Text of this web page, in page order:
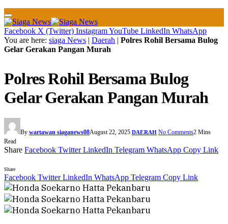
Facebook X (Twitter) InstagramYouTube LinkedIn WhatsApp
You are here: siaga News | Daerah | Polres Rohil Bersama Bulog
Gelar Gerakan Pangan Murah
Polres Rohil Bersama Bulog
Gelar Gerakan Pangan Murah
By wartawan siaganews08August 22, 2025 DAERAH No Comments2 Mins
Read
Share Facebook Twitter LinkedIn Telegram WhatsApp Copy Link
Share
Facebook Twitter LinkedIn WhatsApp Telegram Copy Link